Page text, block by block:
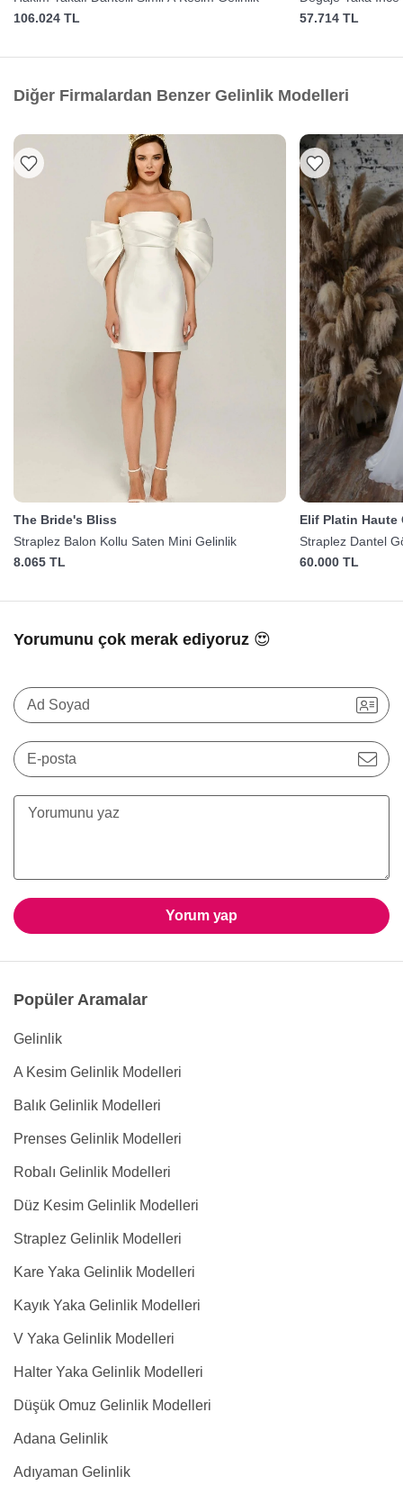
106.024 TL
Gelinlik
57.714 TL
Diğer Firmalardan Benzer Gelinlik Modelleri
The Bride's Bliss
Straplez Balon Kollu Saten Mini Gelinlik
8.065 TL
Elif Platin Haute
Straplez Dantel
60.000 TL
Yorumunu çok merak ediyoruz 😍
Ad Soyad
E-posta
Yorum yap
Popüler Aramalar
Gelinlik
A Kesim Gelinlik Modelleri
Balık Gelinlik Modelleri
Prenses Gelinlik Modelleri
Robalı Gelinlik Modelleri
Düz Kesim Gelinlik Modelleri
Straplez Gelinlik Modelleri
Kare Yaka Gelinlik Modelleri
Kayık Yaka Gelinlik Modelleri
V Yaka Gelinlik Modelleri
Halter Yaka Gelinlik Modelleri
Düşük Omuz Gelinlik Modelleri
Adana Gelinlik
Adıyaman Gelinlik